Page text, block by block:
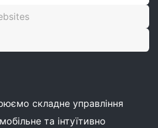
складне управління
та інтуїтивно